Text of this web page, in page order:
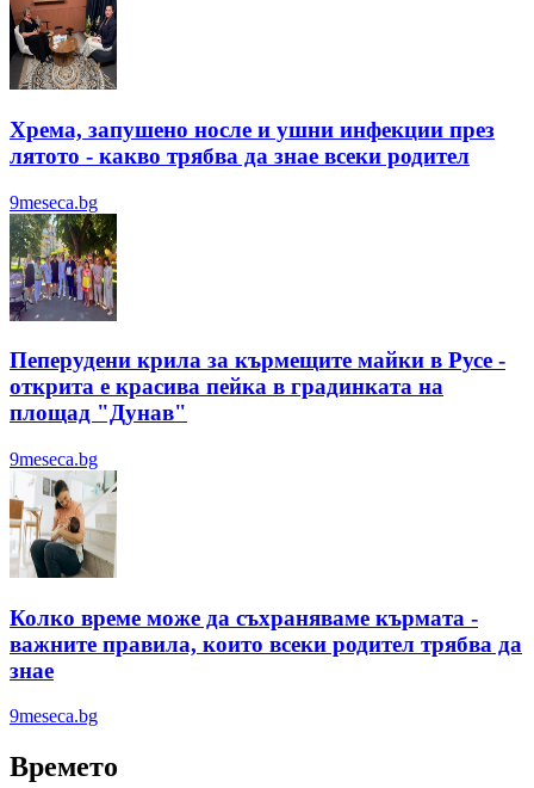
Хрема, запушено носле и ушни инфекции през
лятотo - какво трябва да знае всеки родител
9meseca.bg
Пеперудени крила за кърмещите майки в Русе -
открита е красива пейка в градинката на
площад "Дунав"
9meseca.bg
Колко време може да съхраняваме кърмата -
важните правила, които всеки родител трябва да
знае
9meseca.bg
Времето